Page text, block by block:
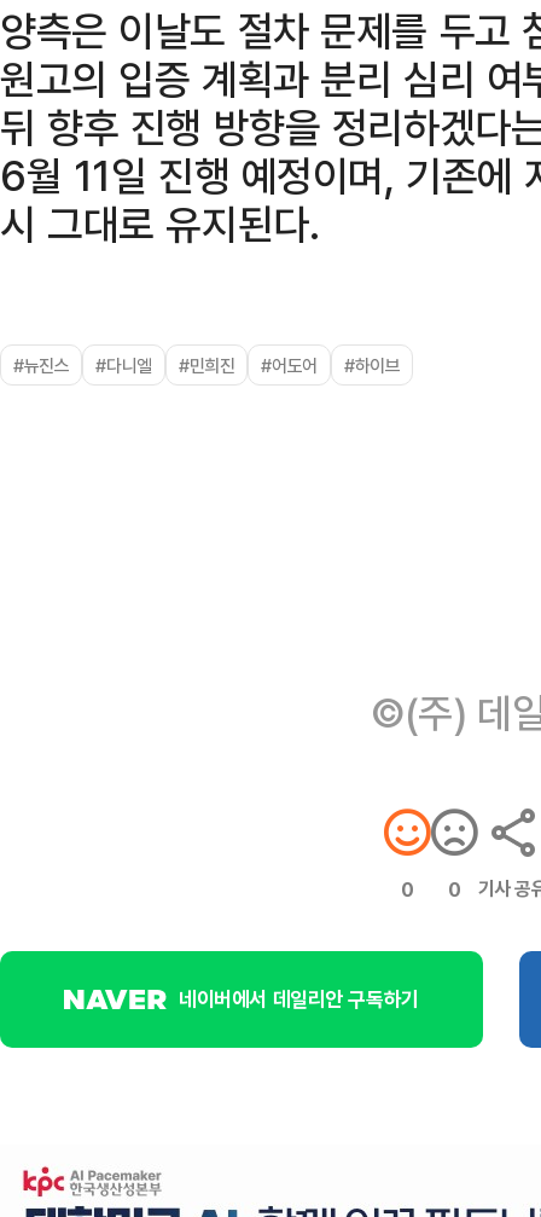
양측은 이날도 절차 문제를 두고
원고의 입증 계획과 분리 심리
뒤 향후 진행 방향을 정리하겠다
6월 11일 진행 예정이며, 기존에
시 그대로 유지된다.
#뉴진스 #다니엘 #민희진 #어도어 #하이브
©(주) 데
0 0 기사 공
네이버에서 데일리안 구독하기